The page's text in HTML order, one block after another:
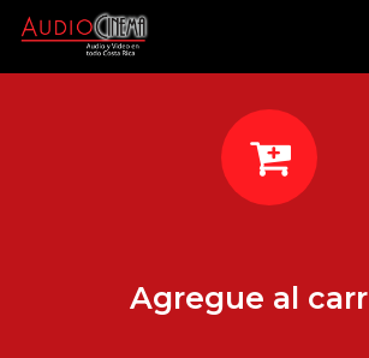
Ir al contenido
Agregue al